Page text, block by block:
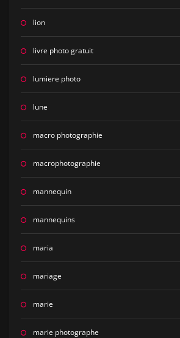
lion
livre photo gratuit
lumiere photo
lune
macro photographie
macrophotographie
mannequin
mannequins
maria
mariage
marie
marie photographe